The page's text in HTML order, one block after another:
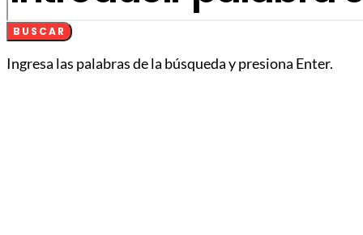
BUSCAR
Ingresa las palabras de la búsqueda y presiona Enter.